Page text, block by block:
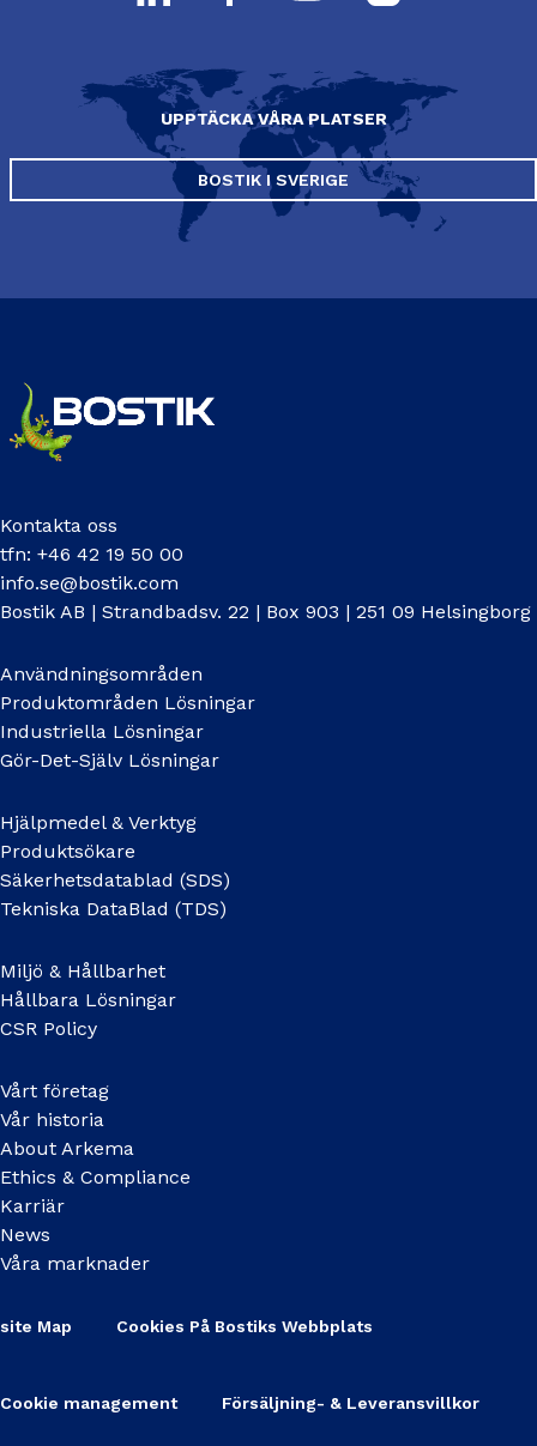
UPPTÄCKA VÅRA PLATSER
BOSTIK I SVERIGE
Kontakta oss
tfn: +46 42 19 50 00
info.se@bostik.com
Bostik AB | Strandbadsv. 22 | Box 903 | 251 09 Helsingborg
Användningsområden
Produktområden Lösningar
Industriella Lösningar
Gör-Det-Själv Lösningar
Hjälpmedel & Verktyg
Produktsökare
Säkerhetsdatablad (SDS)
Tekniska DataBlad (TDS)
Miljö & Hållbarhet
Hållbara Lösningar
CSR Policy
Vårt företag
Vår historia
About Arkema
Ethics & Compliance
Karriär
News
Våra marknader
site Map Cookies På Bostiks Webbplats
Cookie management Försäljning- & Leveransvillkor